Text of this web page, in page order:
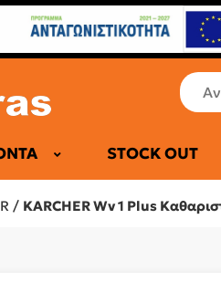
ΕΠΑΓΓΕΛΜΑΤΙΚΆ
STOCK OUT
/ KARCHER Wv 1 Plus